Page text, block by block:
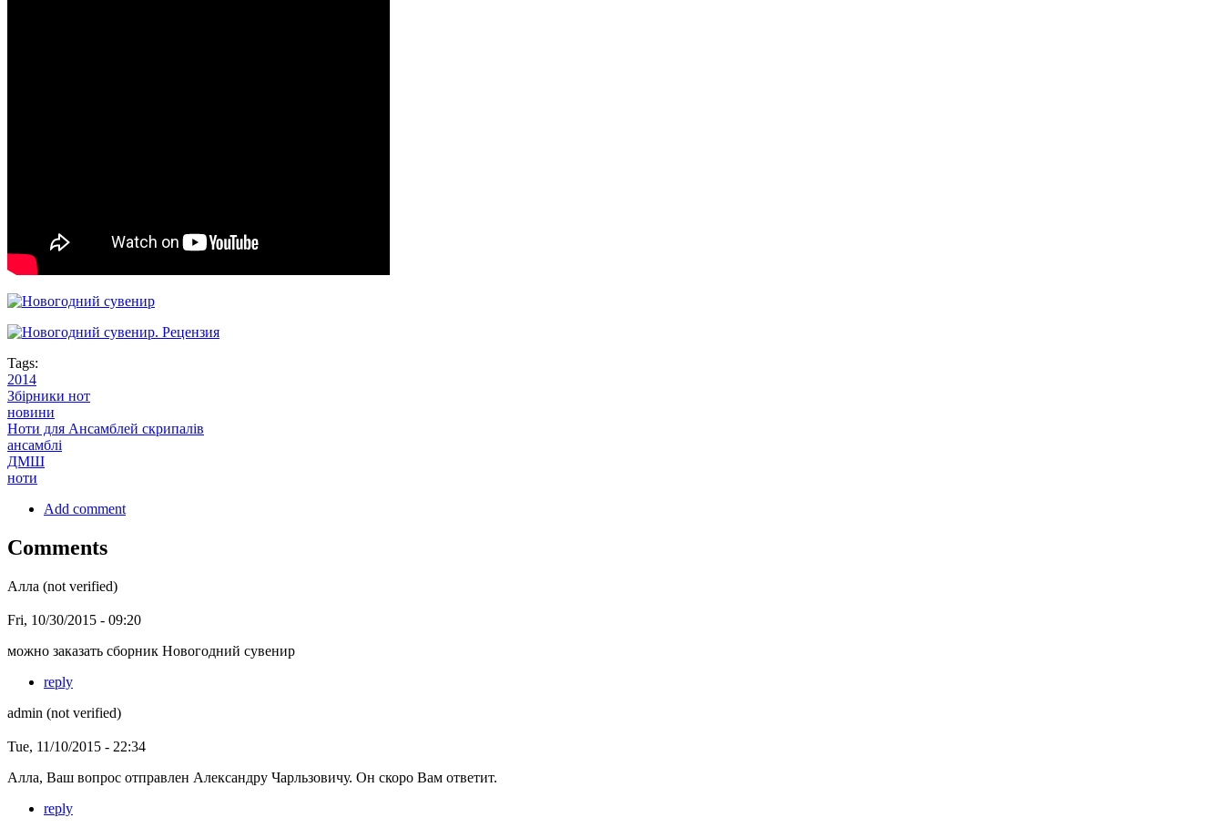
Tags:
2014
Збірники нот
новини
Ноти для Ансамблей скрипалів
ансамблі
ДМШ
ноти
Add comment
Comments
Алла (not verified)
Fri, 10/30/2015 - 09:20
можно заказать сборник Новогодний сувенир
reply
admin (not verified)
Tue, 11/10/2015 - 22:34
Алла, Ваш вопрос отправлен Александру Чарльзовичу. Он скоро Вам ответит.
reply